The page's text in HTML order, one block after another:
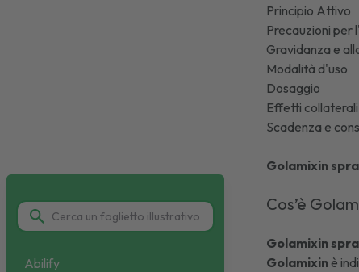
Abilify
Principio Attivo
Precauzioni per
Gravidanza e
Modalità d'uso
Dosaggio
Effetti collaterali
Scadenza e
Golamixin
Cos’è
Golamixin
Golamixin è